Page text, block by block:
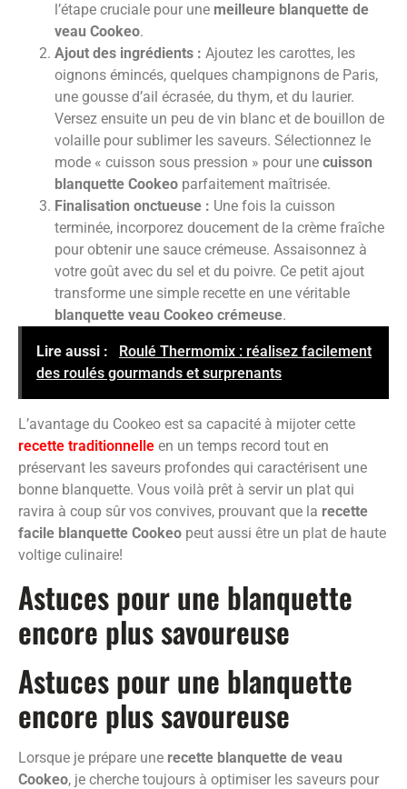
l’étape cruciale pour une meilleure blanquette de
veau Cookeo.
Ajout des ingrédients : Ajoutez les carottes, les
oignons émincés, quelques champignons de Paris,
une gousse d’ail écrasée, du thym, et du laurier.
Versez ensuite un peu de vin blanc et de bouillon de
volaille pour sublimer les saveurs. Sélectionnez le
mode « cuisson sous pression » pour une cuisson
blanquette Cookeo parfaitement maîtrisée.
Finalisation onctueuse : Une fois la cuisson
terminée, incorporez doucement de la crème fraîche
pour obtenir une sauce crémeuse. Assaisonnez à
votre goût avec du sel et du poivre. Ce petit ajout
transforme une simple recette en une véritable
blanquette veau Cookeo crémeuse.
Lire aussi :
Roulé Thermomix : réalisez facilement
des roulés gourmands et surprenants
L’avantage du Cookeo est sa capacité à mijoter cette
recette traditionnelle en un temps record tout en
préservant les saveurs profondes qui caractérisent une
bonne blanquette. Vous voilà prêt à servir un plat qui
ravira à coup sûr vos convives, prouvant que la recette
facile blanquette Cookeo peut aussi être un plat de haute
voltige culinaire!
Astuces pour une blanquette
encore plus savoureuse
Astuces pour une blanquette
encore plus savoureuse
Lorsque je prépare une recette blanquette de veau
Cookeo, je cherche toujours à optimiser les saveurs pour